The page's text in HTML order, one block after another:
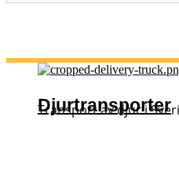
Djurtransporter
Transport av djur i